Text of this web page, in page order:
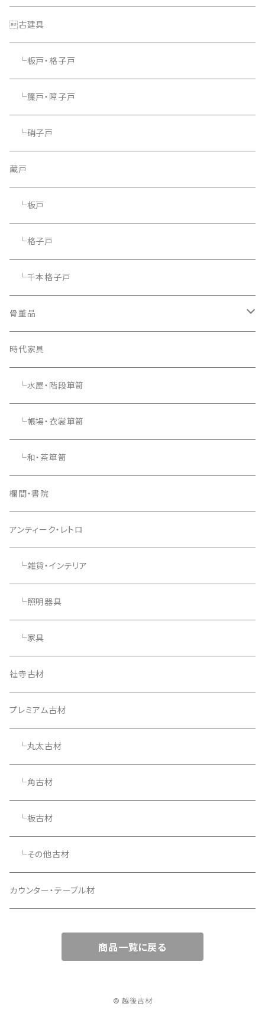
└照明器具
古建具
└板戸・格子戸
└簾戸・障子戸
└硝子戸
蔵戸
└板戸
└格子戸
└千本格子戸
骨董品
骨董品
時代家具
└水屋・階段箪笥
└帳場・衣裳箪笥
└和・茶箪笥
欄間・書院
アンティーク・レトロ
└雑貨・インテリア
└照明器具
└家具
社寺古材
プレミアム古材
└丸太古材
└角古材
└板古材
└その他古材
カウンター・テーブル材
商品一覧に戻る
© 越後古材